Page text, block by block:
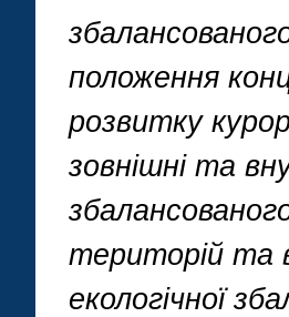
положення
розвитку
зовнішні та
територій та
екологічної